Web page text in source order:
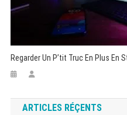
Regarder Un P’tit Truc En Plus En
ARTICLES RÉÇENTS